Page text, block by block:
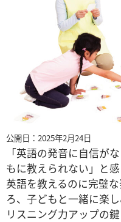
公開日：2025年2月24日
「英語の発音に自信が
もに教えられない」と
英語を教えるのに完璧
ろ、子どもと一緒に楽
リスニング力アップの鍵